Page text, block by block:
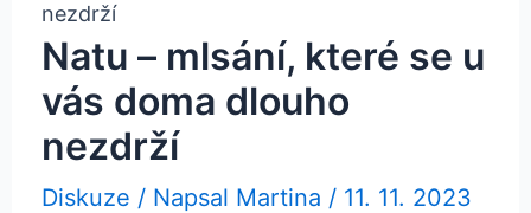
nezdrží
Natu – mlsání, které se u
vás doma dlouho
nezdrží
Diskuze / Napsal Martina / 11. 11. 2023